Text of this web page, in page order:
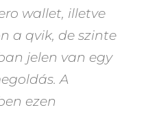
wallet, illetve
a qvik, de szinte
jelen van egy
A
ezen